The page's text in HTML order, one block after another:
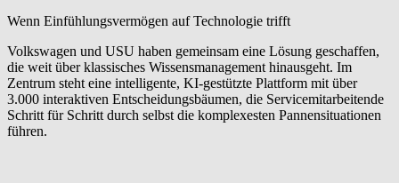
Wenn Einfühlungsvermögen auf Technologie trifft
Volkswagen und USU haben gemeinsam eine Lösung geschaffen,
die weit über klassisches Wissensmanagement hinausgeht. Im
Zentrum steht eine intelligente, KI-gestützte Plattform mit über
3.000 interaktiven Entscheidungsbäumen, die Servicemitarbeitende
Schritt für Schritt durch selbst die komplexesten Pannensituationen
führen.